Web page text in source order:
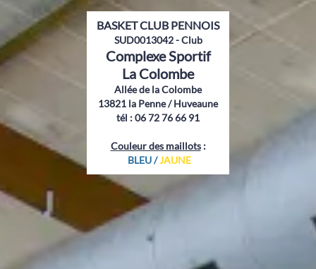
BASKET CLUB PENNOIS
SUD0013042 - Club
Complexe Sportif
La Colombe
Allée de la Colombe
13821 la Penne / Huveaune
tél : 06 72 76 66 91
Couleur des maillots:
BLEU/JAUNE